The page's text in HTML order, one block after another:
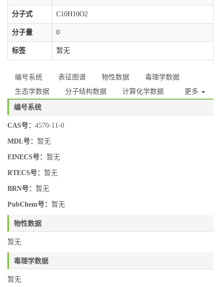
分子式 C10H10O2
分子量 0
标签 暂无
编号系统 表征图谱 物性数据
毒理学数据
生态学数据
分子结构数据 计算化学数据 更多
编号系统
CAS号： 4570-11-0
MDL号： 暂无
EINECS号： 暂无
RTECS号： 暂无
BRN号： 暂无
PubChem号： 暂无
物性数据
暂无
毒理学数据
暂无